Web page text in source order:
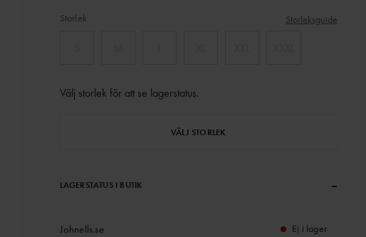
Storlek
Storleksguide
Välj storlek för att se lagerstatus.
VÄLJ STORLEK
LAGERSTATUS I BUTIK –
Johnells.se Ej i lager